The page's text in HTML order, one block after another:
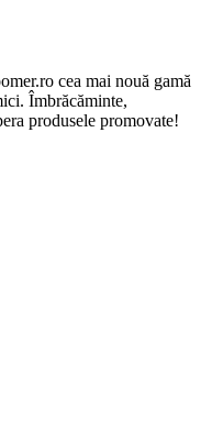
cea mai nouă gamă
Îmbrăcăminte,
produsele promovate!